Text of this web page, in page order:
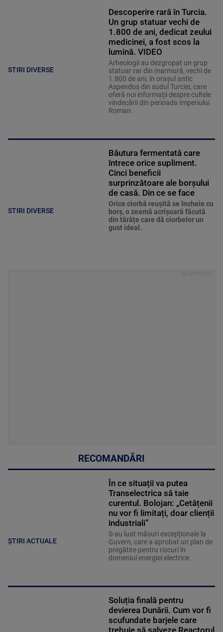
STIRI DIVERSE
Descoperire rară în Turcia.
Un grup statuar vechi de
1.800 de ani, dedicat zeului
medicinei, a fost scos la
lumină. VIDEO
Arheologii au dezgropat un grup
statuar rar din marmură, vechi de
1.800 de ani, în oraşul antic
Aspendos din sudul Turciei, care
oferă noi informaţii despre cultele
vindecării din perioada Imperiului
Roman.
STIRI DIVERSE
Băutura fermentată care
întrece orice supliment.
Cinci beneficii
surprinzătoare ale borșului
de casă. Din ce se face
Orice ciorbă reușită se încheie cu
borș, o zeamă acrișoară făcută
din tărâțe care dă ciorbelor un
gust ideal.
RECOMANDĂRI
ȘTIRI ACTUALE
În ce situații va putea
Transelectrica să taie
curentul. Bolojan: „Cetățenii
nu vor fi limitați, doar clienții
industriali”
S-au luat măsuri excepționale la
Guvern, care a aprobat un plan de
pregătire pentru riscuri în
domeniul energiei electrice.
Soluția finală pentru
devierea Dunării. Cum vor fi
scufundate barjele care